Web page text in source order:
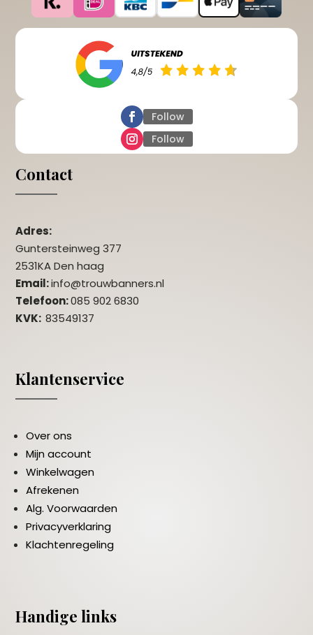
Follow
Follow
Contact
Adres:
Guntersteinweg 377
2531KA Den haag
Email:info@trouwbanners.nl
Telefoon:085 902 6830
KVK:83549137
Klantenservice
Over ons
Mijn account
Winkelwagen
Afrekenen
Alg. Voorwaarden
Privacyverklaring
Klachtenregeling
Handige links